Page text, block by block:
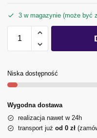
3 w magazynie (może być
Niska dostępność
Wygodna dostawa
realizacja nawet w 24h
transport już od 0 zł